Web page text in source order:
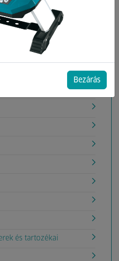
és tartozékai
Bezárás